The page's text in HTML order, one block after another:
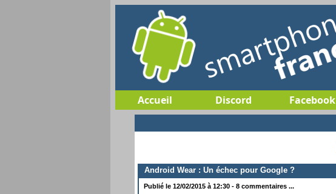
Accueil Discord Facebook
Android Wear : Un échec pour Google ?
Publié le 12/02/2015 à 12:30 - 8 commentaires ...